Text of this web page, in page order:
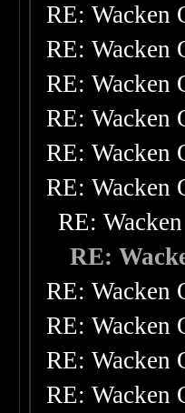
RE: Wacken
RE: Wacken
RE: Wacken
RE: Wacken
RE: Wacken
RE: Wacken
RE:
RE:
RE: Wacken
RE: Wacken
RE: Wacken
RE: Wacken